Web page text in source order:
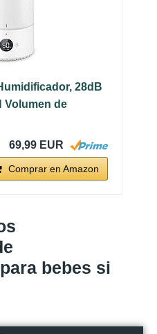
28dB
Volumen de
69,99 EUR
Comprar en Amazon
bebes si